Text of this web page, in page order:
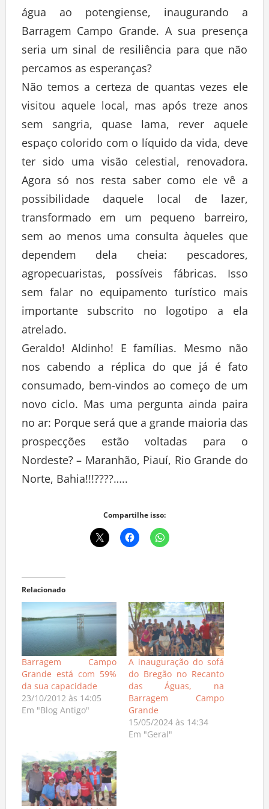
água ao potengiense, inaugurando a
Barragem Campo Grande. A sua presença
seria um sinal de resiliência para que não
percamos as esperanças?
Não temos a certeza de quantas vezes ele
visitou aquele local, mas após treze anos
sem sangria, quase lama, rever aquele
espaço colorido com o líquido da vida, deve
ter sido uma visão celestial, renovadora.
Agora só nos resta saber como ele vê a
possibilidade daquele local de lazer,
transformado em um pequeno barreiro,
sem ao menos uma consulta àqueles que
dependem dela cheia: pescadores,
agropecuaristas, possíveis fábricas. Isso
sem falar no equipamento turístico mais
importante subscrito no logotipo a ela
atrelado.
Geraldo! Aldinho! E famílias. Mesmo não
nos cabendo a réplica do que já é fato
consumado, bem-vindos ao começo de um
novo ciclo. Mas uma pergunta ainda paira
no ar: Porque será que a grande maioria das
prospecções estão voltadas para o
Nordeste? – Maranhão, Piauí, Rio Grande do
Norte, Bahia!!!????…..
Compartilhe isso:
Relacionado
Barragem Campo
Grande está com 59%
da sua capacidade
23/10/2012 às 14:05
Em "Blog Antigo"
A inauguração do sofá
do Bregão no Recanto
das Águas, na
Barragem Campo
Grande
15/05/2024 às 14:34
Em "Geral"